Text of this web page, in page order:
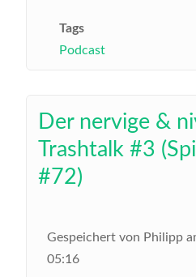
Tags
Podcast
Der nervige &
Trashtalk #3
#72)
Gespeichert von Philipp
05:16